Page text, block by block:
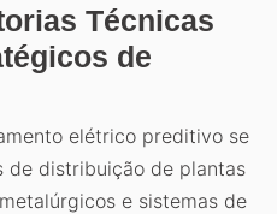
Técnicas
de
elétrico preditivo se
de distribuição de plantas
e sistemas de